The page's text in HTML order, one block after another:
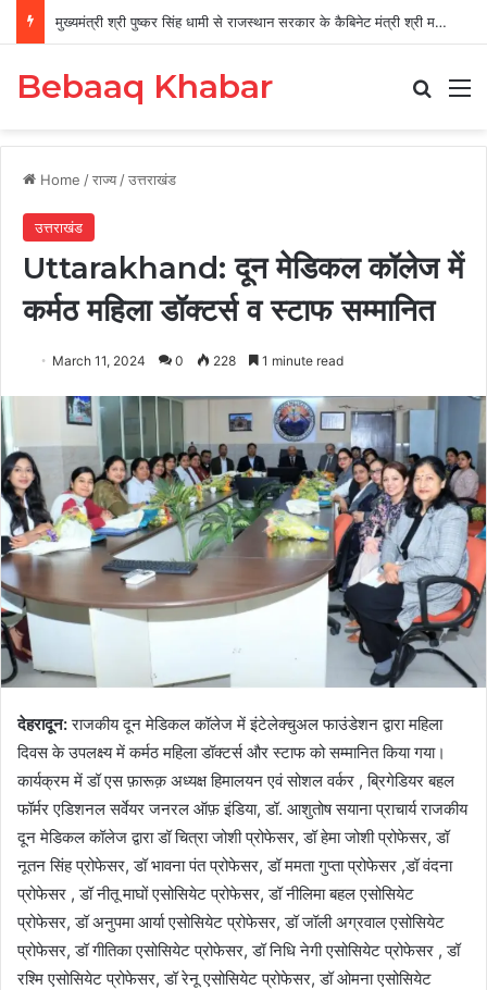
मुख्यमंत्री श्री पुष्कर सिंह धामी से राजस्थान सरकार के कैबिनेट मंत्री श्री मदन दिलावर ने की शिष्टाचार भेंट
Bebaaq Khabar
Home /राज्य /उत्तराखंड
उत्तराखंड
Uttarakhand: दून मेडिकल कॉलेज में
कर्मठ महिला डॉक्टर्स व स्टाफ सम्मानित
March 11, 2024 0 228 1 minute read
देहरादून: राजकीय दून मेडिकल कॉलेज में इंटेलेक्चुअल फाउंडेशन द्वारा महिला
दिवस के उपलक्ष्य में कर्मठ महिला डॉक्टर्स और स्टाफ को सम्मानित किया गया।
कार्यक्रम में डॉ एस फ़ारूक़ अध्यक्ष हिमालयन एवं सोशल वर्कर , ब्रिगेडियर बहल
फॉर्मर एडिशनल सर्वेयर जनरल ऑफ़ इंडिया, डॉ. आशुतोष सयाना प्राचार्य राजकीय
दून मेडिकल कॉलेज द्वारा डॉ चित्रा जोशी प्रोफेसर, डॉ हेमा जोशी प्रोफेसर, डॉ
नूतन सिंह प्रोफेसर, डॉ भावना पंत प्रोफेसर, डॉ ममता गुप्ता प्रोफेसर ,डॉ वंदना
प्रोफेसर , डॉ नीतू माघों एसोसियेट प्रोफेसर, डॉ नीलिमा बहल एसोसियेट
प्रोफेसर, डॉ अनुपमा आर्या एसोसियेट प्रोफेसर, डॉ जॉली अग्रवाल एसोसियेट
प्रोफेसर, डॉ गीतिका एसोसियेट प्रोफेसर, डॉ निधि नेगी एसोसियेट प्रोफेसर , डॉ
रश्मि एसोसियेट प्रोफेसर, डॉ रेनू एसोसियेट प्रोफेसर, डॉ ओमना एसोसियेट